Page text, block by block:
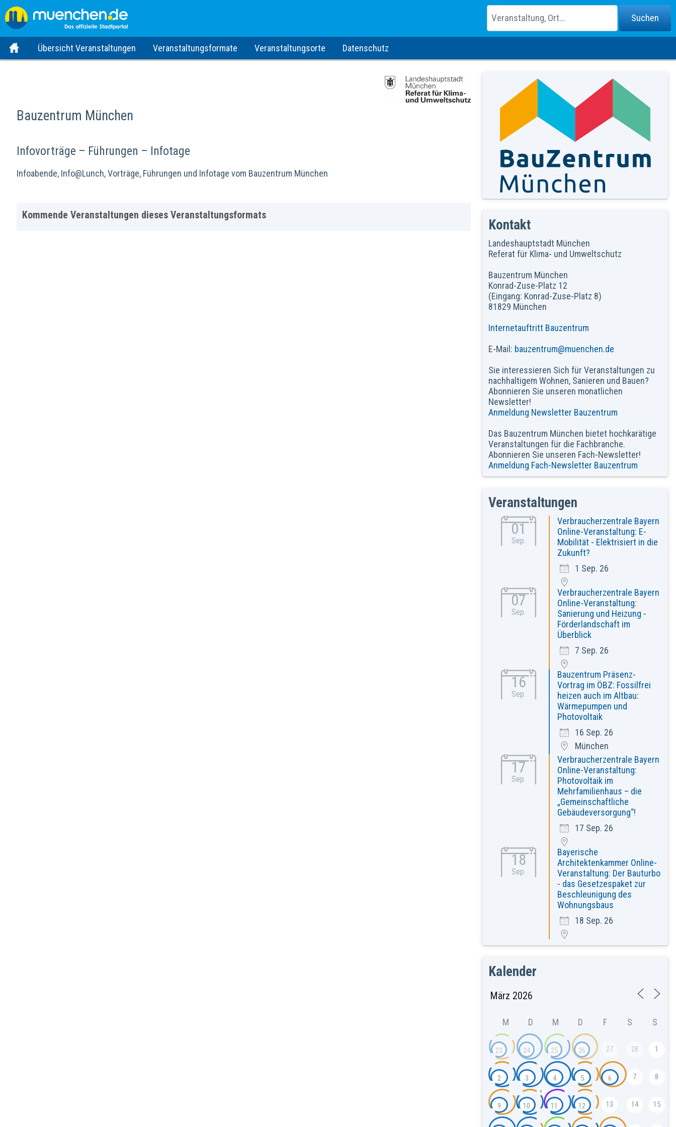
Übersicht Veranstaltungen Veranstaltungsformate Veranstaltungsorte Datenschutz
Bauzentrum München
Infovorträge – Führungen – Infotage
Infoabende, Info@Lunch, Vorträge, Führungen und Infotage vom Bauzentrum München
Kommende Veranstaltungen dieses Veranstaltungsformats
Kontakt
Landeshauptstadt München
Referat für Klima- und Umweltschutz
Bauzentrum München
Konrad-Zuse-Platz 12
(Eingang: Konrad-Zuse-Platz 8)
81829 München
Internetauftritt Bauzentrum
E-Mail: bauzentrum@muenchen.de
Sie interessieren Sich für Veranstaltungen zu
nachhaltigem Wohnen, Sanieren und Bauen?
Abonnieren Sie unseren monatlichen
Newsletter!
Anmeldung Newsletter Bauzentrum
Das Bauzentrum München bietet hochkarätige
Veranstaltungen für die Fachbranche.
Abonnieren Sie unseren Fach-Newsletter!
Anmeldung Fach-Newsletter Bauzentrum
Veranstaltungen
01
Sep.
Verbraucherzentrale Bayern
Online-Veranstaltung: E-
Mobilität - Elektrisiert in die
Zukunft?
1 Sep. 26
07
Sep.
Verbraucherzentrale Bayern
Online-Veranstaltung:
Sanierung und Heizung -
Förderlandschaft im
Überblick
7 Sep. 26
16
Sep.
Bauzentrum Präsenz-
Vortrag im ÖBZ: Fossilfrei
heizen auch im Altbau:
Wärmepumpen und
Photovoltaik
16 Sep. 26
München
17
Sep.
Verbraucherzentrale Bayern
Online-Veranstaltung:
Photovoltaik im
Mehrfamilienhaus – die
„Gemeinschaftliche
Gebäudeversorgung“!
17 Sep. 26
18
Sep.
Bayerische
Architektenkammer Online-
Veranstaltung: Der Bauturbo
- das Gesetzespaket zur
Beschleunigung des
Wohnungsbaus
18 Sep. 26
Kalender
M D M D F S S
23 24 25 26 27 28 1
2 3 4 5 6 7 8
9 10
+
11 12 13 14 15